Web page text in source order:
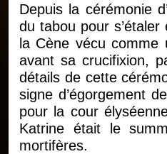
Depuis la cérémonie
du tabou pour
la Cène vécu
avant sa crucifixion,
détails de cette
signe d’égorgement
pour la cour
Katrine était le
mortifères.